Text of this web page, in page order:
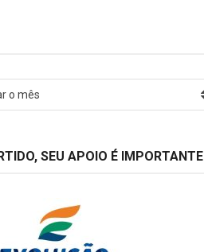
o mês
SEU APOIO É IMPORTANTE